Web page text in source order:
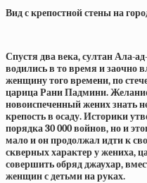
Вид с крепостной стены на
Спустя два века, султан Ала-
водились в то время и заочно
женщину того времени, по
царица Рани Падмини.
новоиспеченный жених знать
крепость в осаду. Историки
порядка 30 000 войнов, но и
мало и он продолжал идти к
скверных характер у жениха,
совершить обряд джаухар,
женщин с детьми на руках.